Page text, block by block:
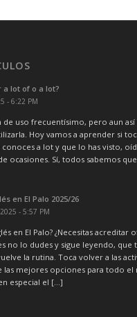
a lot of o a lot?
- 6:22 PM
de uso frecuentísimo, pero aun
Hoy vamos a aprender si
a lot y que lo has visto,
ocasiones. Sí, todos sabemos
en El Palo 2025/26
- 5:57 PM
en El Palo? ¿Necesitas acreditar
no lo dudes y sigue leyendo, que
la rutina. Toca volver a las
las mejores opciones para todo el
especial el […]